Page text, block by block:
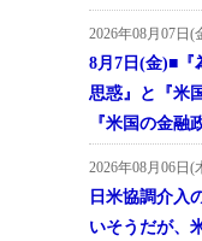
2026年08月07日(
8月7日(金)■『
思惑』と『米
『米国の金
2026年08月06日(
日米協調介入
いそうだが、